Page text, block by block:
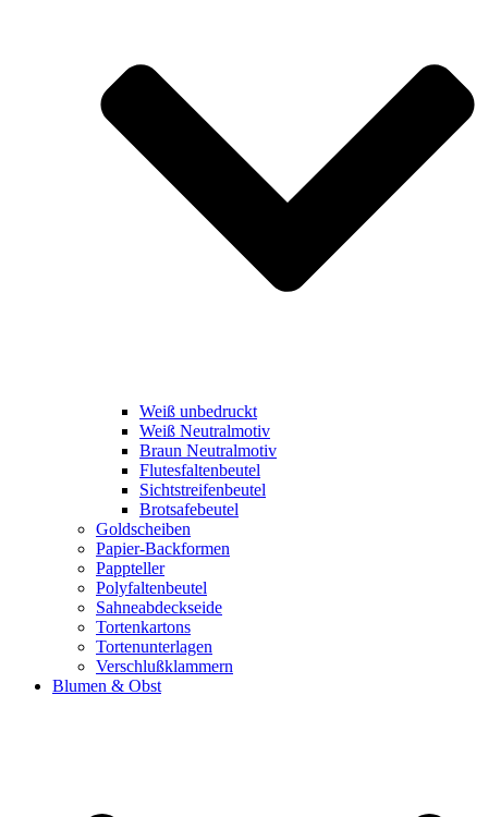
Weiß unbedruckt
Weiß Neutralmotiv
Braun Neutralmotiv
Flutesfaltenbeutel
Sichtstreifenbeutel
Brotsafebeutel
Goldscheiben
Papier-Backformen
Pappteller
Polyfaltenbeutel
Sahneabdeckseide
Tortenkartons
Tortenunterlagen
Verschlußklammern
Blumen & Obst